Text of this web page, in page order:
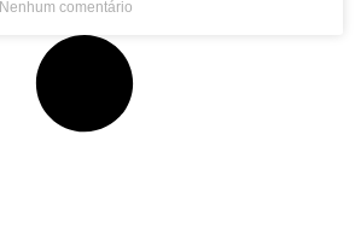
Nenhum comentário